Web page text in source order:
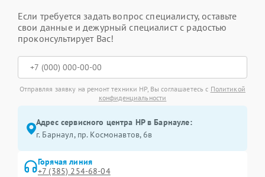
Если требуется задать вопрос специалисту, оставьте
свои данные и дежурный специалист с радостью
проконсультирует Вас!
Отправляя заявку на ремонт техники HP, Вы соглашаетесь с Политикой
конфиденциальности
Адрес сервисного центра HP в Барнауле:
г. Барнаул, ​пр. Космонавтов, 6в
Горячая линия
+7 (385) 254-68-04